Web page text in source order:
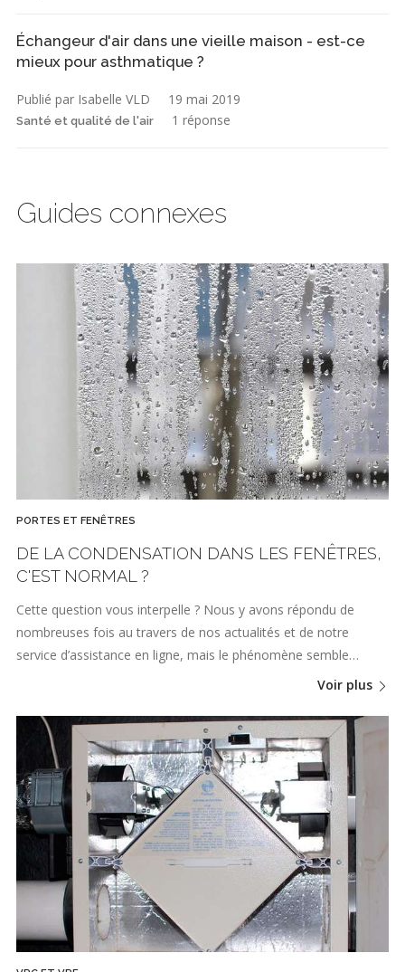
Échangeur d'air dans une vieille maison - est-ce
mieux pour asthmatique ?
Publié par Isabelle VLD 19 mai 2019
Santé et qualité de l'air 1 réponse
Guides connexes
PORTES ET FENÊTRES
DE LA CONDENSATION DANS LES FENÊTRES,
C'EST NORMAL ?
Cette question vous interpelle ? Nous y avons répondu de
nombreuses fois au travers de nos actualités et de notre
service d’assistance en ligne, mais le phénomène semble…
Voir plus